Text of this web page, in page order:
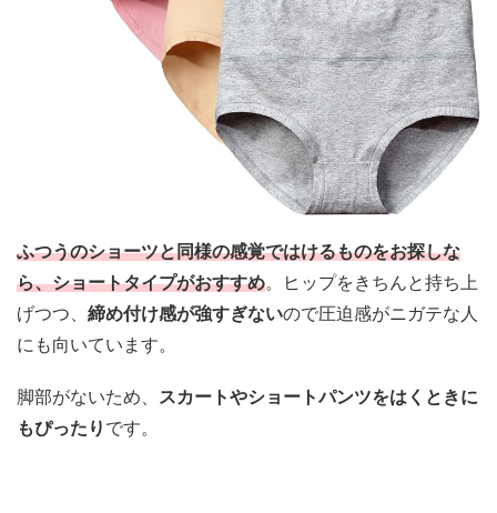
ふつうのショーツと同様の感覚ではけるものをお探しな
ら、ショートタイプがおすすめ。
ヒップをきちんと持ち上
げつつ、 締め付け感が強すぎないので圧迫感がニガテな人
にも向いています。
脚部がないため、 スカートやショートパンツをはくときに
もぴったり です。